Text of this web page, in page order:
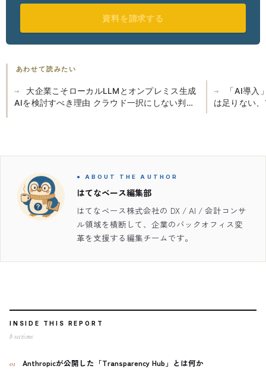
資料を請求する
あわせて読みたい
大企業こそローカルLLMとオンプレミス生成
AIを検討すべき理由 クラウド一択にしない判断
「AI導入
は足りない
● ABOUT THE AUTHOR
はてなベース編集部
はてなベース株式会社の DX / AI / 会計コンサ
ル領域を横断して、企業のバックオフィス変
革を支援する編集チームです。
INSIDE THIS REPORT
8 sections
01 Anthropicが公開した「Transparency Hub」とは何か